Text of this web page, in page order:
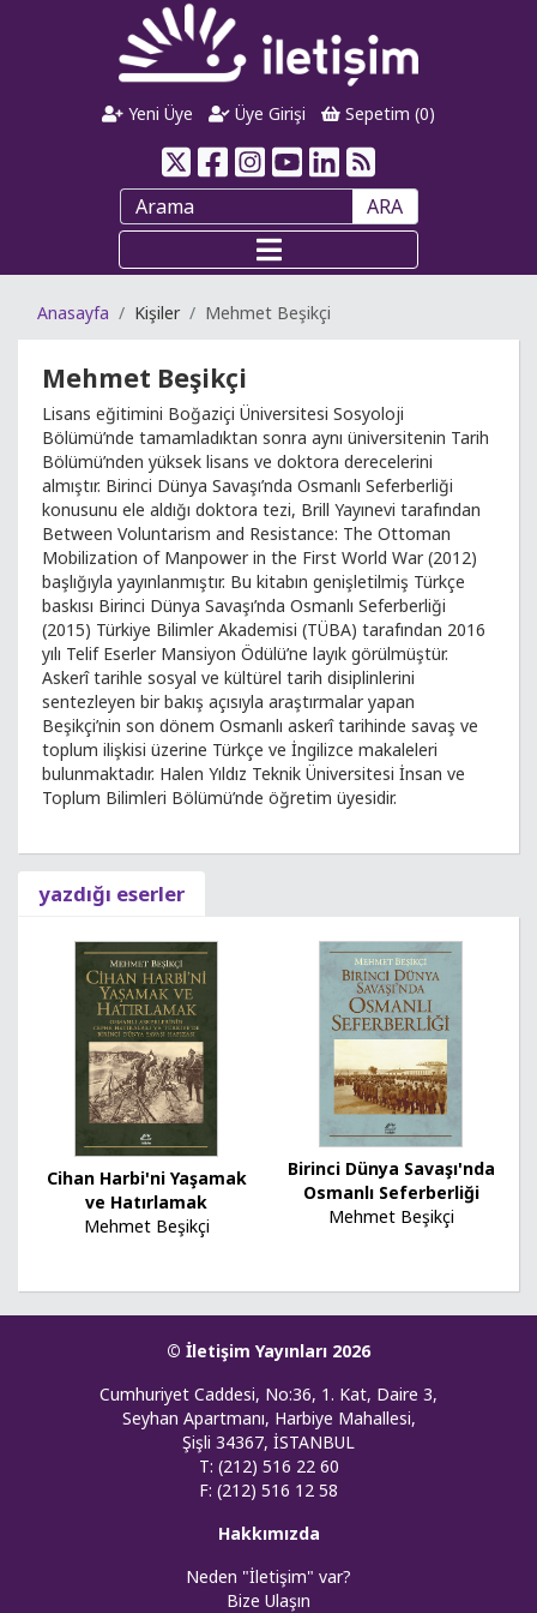
Yeni Üye Üye Girişi Sepetim (0)
ARA
Anasayfa Kişiler Mehmet Beşikçi
Mehmet Beşikçi
Lisans eğitimini Boğaziçi Üniversitesi Sosyoloji
Bölümü’nde tamamladıktan sonra aynı üniversitenin Tarih
Bölümü’nden yüksek lisans ve doktora derecelerini
almıştır. Birinci Dünya Savaşı’nda Osmanlı Seferberliği
konusunu ele aldığı doktora tezi, Brill Yayınevi tarafından
Between Voluntarism and Resistance: The Ottoman
Mobilization of Manpower in the First World War (2012)
başlığıyla yayınlanmıştır. Bu kitabın genişletilmiş Türkçe
baskısı Birinci Dünya Savaşı’nda Osmanlı Seferberliği
(2015) Türkiye Bilimler Akademisi (TÜBA) tarafından 2016
yılı Telif Eserler Mansiyon Ödülü’ne layık görülmüştür.
Askerî tarihle sosyal ve kültürel tarih disiplinlerini
sentezleyen bir bakış açısıyla araştırmalar yapan
Beşikçi’nin son dönem Osmanlı askerî tarihinde savaş ve
toplum ilişkisi üzerine Türkçe ve İngilizce makaleleri
bulunmaktadır. Halen Yıldız Teknik Üniversitesi İnsan ve
Toplum Bilimleri Bölümü’nde öğretim üyesidir.
yazdığı eserler
Cihan Harbi'ni Yaşamak
ve Hatırlamak
Mehmet Beşikçi
Birinci Dünya Savaşı'nda
Osmanlı Seferberliği
Mehmet Beşikçi
© İletişim Yayınları 2026
Cumhuriyet Caddesi, No:36, 1. Kat, Daire 3,
Seyhan Apartmanı, Harbiye Mahallesi,
Şişli 34367, İSTANBUL
T: (212) 516 22 60
F: (212) 516 12 58
Hakkımızda
Neden "İletişim" var?
Bize Ulaşın